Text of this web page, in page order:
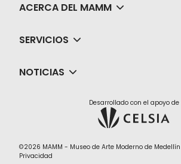
ACERCA DEL MAMM
SERVICIOS
NOTICIAS
Desarrollado con el apoyo de
©2026 MAMM - Museo de Arte Moderno de Medellín
Privacidad